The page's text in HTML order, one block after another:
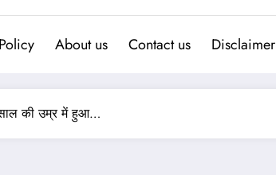
About us Contact us Disclaimer
की उम्र में हुआ…